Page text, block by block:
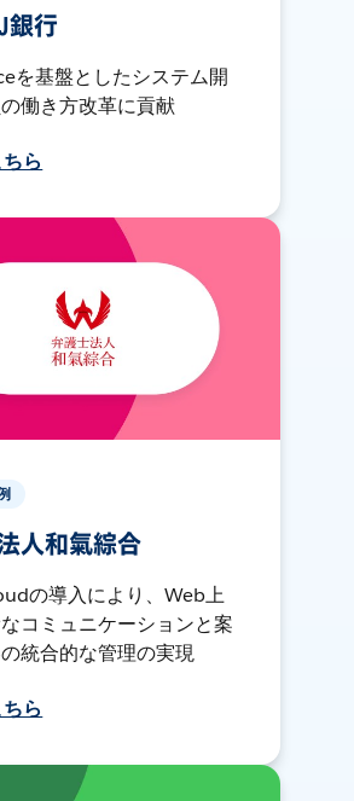
銀行
を基盤としたシステム開
働き方改革に貢献
ら
人和氣綜合
の導入により、Web上
コミュニケーションと案
統合的な管理の実現
ら